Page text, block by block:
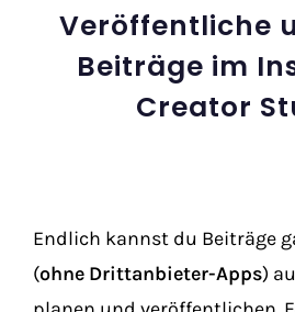
Veröffentliche
Beiträge im
Creator
Endlich kannst du Beiträge
(ohne Drittanbieter-Apps)